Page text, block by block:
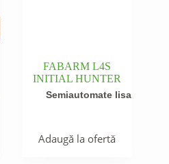
FABARM L4S
INITIAL HUNTER
Semiautomate lisa
Adaugă la ofertă